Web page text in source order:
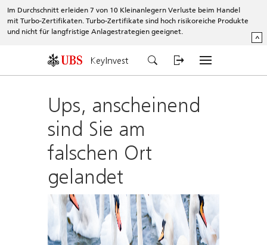
Im Durchschnitt erleiden 7 von 10 Kleinanlegern Verluste beim Handel
mit Turbo-Zertifikaten. Turbo-Zertifikate sind hoch risikoreiche Produkte
und nicht für langfristige Anlagestrategien geeignet.
^
KeyInvest
Ups, anscheinend
sind Sie am
falschen Ort
gelandet